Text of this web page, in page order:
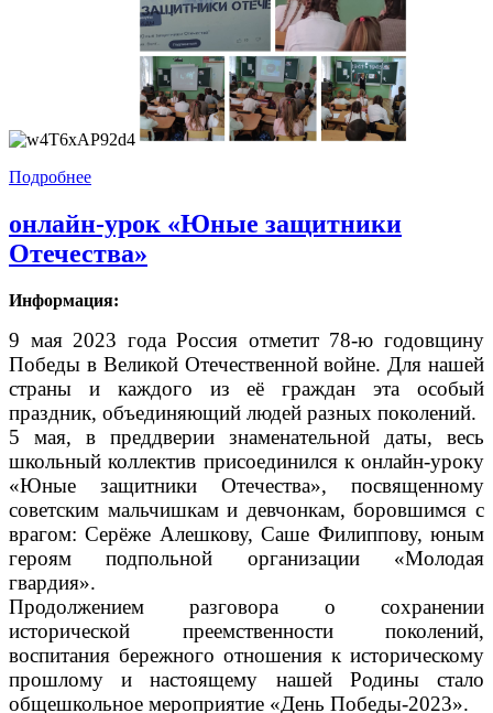
Подробнее
онлайн-урок «Юные защитники
Отечества»
Информация:
9 мая 2023 года Россия отметит 78-ю годовщину
Победы в Великой Отечественной войне. Для нашей
страны и каждого из её граждан эта особый
праздник, объединяющий людей разных поколений.
5 мая, в преддверии знаменательной даты, весь
школьный коллектив присоединился к онлайн-уроку
«Юные защитники Отечества», посвященному
советским мальчишкам и девчонкам, боровшимся с
врагом: Серёже Алешкову, Саше Филиппову, юным
героям подпольной организации «Молодая
гвардия».
Продолжением разговора о сохранении
исторической преемственности поколений,
воспитания бережного отношения к историческому
прошлому и настоящему нашей Родины стало
общешкольное мероприятие «День Победы-2023».